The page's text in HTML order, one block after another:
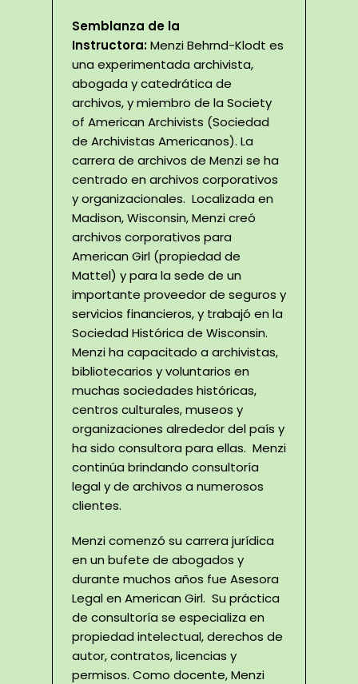
Semblanza de la
Instructora:Menzi Behrnd-Klodt es
una experimentada archivista,
abogada y catedrática de
archivos, y miembro de la Society
of American Archivists (Sociedad
de Archivistas Americanos). La
carrera de archivos de Menzi se ha
centrado en archivos corporativos
y organizacionales. Localizada en
Madison, Wisconsin, Menzi creó
archivos corporativos para
American Girl (propiedad de
Mattel) y para la sede de un
importante proveedor de seguros y
servicios financieros, y trabajó en la
Sociedad Histórica de Wisconsin.
Menzi ha capacitado a archivistas,
bibliotecarios y voluntarios en
muchas sociedades históricas,
centros culturales, museos y
organizaciones alrededor del país y
ha sido consultora para ellas. Menzi
continúa brindando consultoría
legal y de archivos a numerosos
clientes.
Menzi comenzó su carrera jurídica
en un bufete de abogados y
durante muchos años fue Asesora
Legal en American Girl. Su práctica
de consultoría se especializa en
propiedad intelectual, derechos de
autor, contratos, licencias y
permisos. Como docente, Menzi